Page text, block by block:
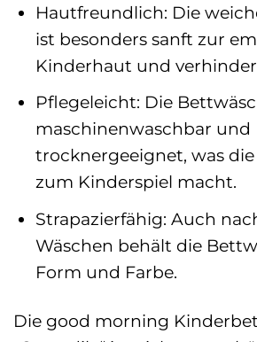
Hautfreundlich: Die
ist besonders sanft zur
Kinderhaut und
Pflegeleicht: Die
maschinenwaschbar und
trocknergeeignet, was
zum Kinderspiel macht.
Strapazierfähig: Auch
Wäschen behält die
Form und Farbe.
Die good morning